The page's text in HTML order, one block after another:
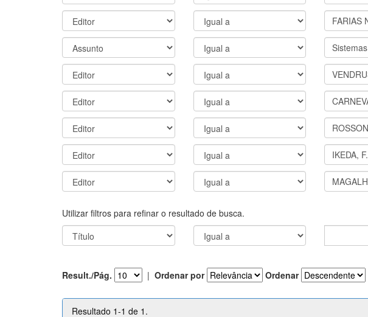
Utilizar filtros para refinar o resultado de busca.
Result./Pág. | Ordenar por Ordenar
Resultado 1-1 de 1.